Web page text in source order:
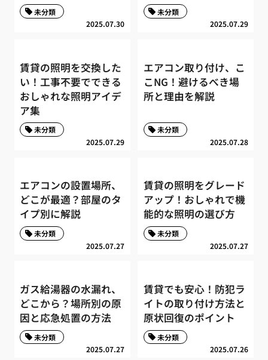
2025.07.30
未分類
2025.07.29
未分類
賃貸の照明を交換した
い！工事不要でできる
おしゃれな照明アイデ
ア集
2025.07.29
未分類
エアコン取り付け、こ
こNG！避けるべき場
所と理由を解説
2025.07.28
未分類
エアコンの設置場所、
どこが最適？部屋のタ
イプ別に解説
2025.07.27
未分類
賃貸の照明をグレード
アップ！おしゃれで機
能的な照明の選び方
2025.07.27
未分類
ガス給湯器の水漏れ、
どこから？場所別の原
因と応急処置の方法
2025.07.27
未分類
賃貸でも安心！防犯ラ
イトの取り付け方法と
原状回復のポイント
2025.07.26
未分類